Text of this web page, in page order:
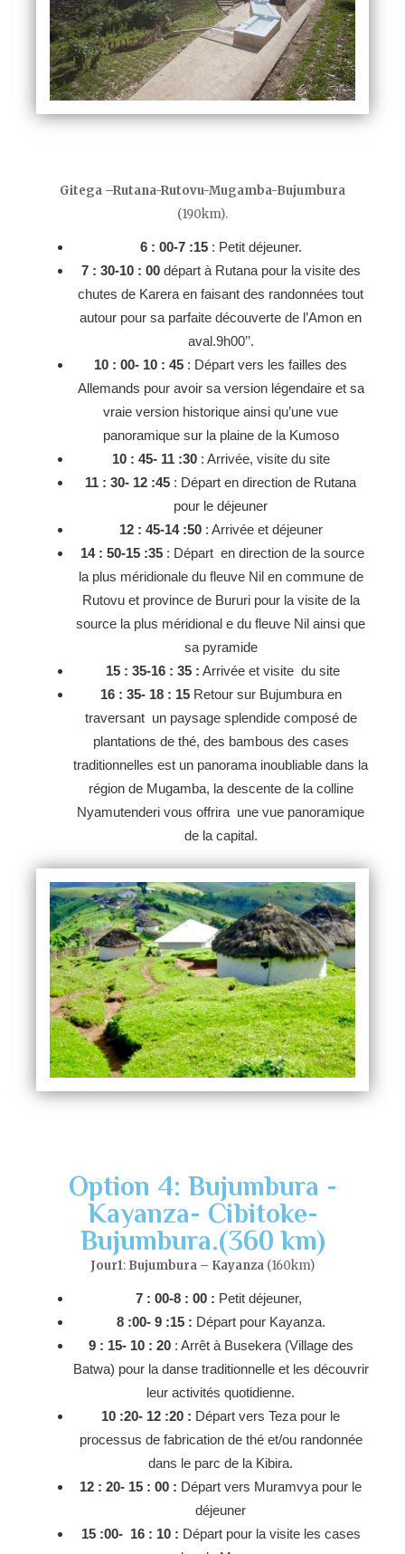
Gitega –Rutana-Rutovu-Mugamba-Bujumbura
(190km).
6 : 00-7 :15: Petit déjeuner.
7 : 30-10 : 00départ à Rutana pour la visite des
chutes de Karera en faisant des randonnées tout
autour pour sa parfaite découverte de l’Amon en
aval.9h00’’.
10 : 00- 10 : 45 : Départ vers les failles des
Allemands pour avoir sa version légendaire et sa
vraie version historique ainsi qu’une vue
panoramique sur la plaine de la Kumoso
10 : 45- 11 :30: Arrivée, visite du site
11 : 30- 12 :45 : Départ en direction de Rutana
pour le déjeuner
12 : 45-14 :50: Arrivée et déjeuner
14 : 50-15 :35 : Départ en direction de la source
la plus méridionale du fleuve Nil en commune de
Rutovu et province de Bururi pour la visite de la
source la plus méridional e du fleuve Nil ainsi que
sa pyramide
15 : 35-16 : 35 : Arrivée et visite du site
16 : 35- 18 : 15Retour sur Bujumbura en
traversant un paysage splendide composé de
plantations de thé, des bambous des cases
traditionnelles est un panorama inoubliable dans la
région de Mugamba, la descente de la colline
Nyamutenderi vous offrira une vue panoramique
de la capital.
Option 4: Bujumbura -
Kayanza- Cibitoke-
Bujumbura.(360 km)
Jour1: Bujumbura – Kayanza (160km)
7 : 00-8 : 00 : Petit déjeuner,
8 :00- 9 :15 : Départ pour Kayanza.
9 : 15- 10 : 20: Arrêt à Busekera (Village des
Batwa) pour la danse traditionnelle et les découvrir
leur activités quotidienne.
10 :20- 12 :20 : Départ vers Teza pour le
processus de fabrication de thé et/ou randonnée
dans le parc de la Kibira.
12 : 20- 15 : 00 : Départ vers Muramvya pour le
déjeuner
15 :00- 16 : 10 : Départ pour la visite les cases